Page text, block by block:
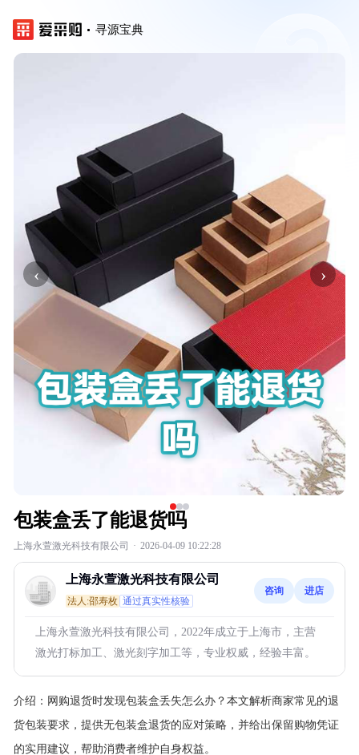
寻源宝典
‹ ›
包装盒丢了能退货吗
上海永萱激光科技有限公司 · 2026-04-09 10:22:28
上海永萱激光科技有限公司
法人:邵寿枚 通过真实性核验
咨询 进店
上海永萱激光科技有限公司，2022年成立于上海市，主营
激光打标加工、激光刻字加工等，专业权威，经验丰富。
介绍： 网购退货时发现包装盒丢失怎么办？本文解析商家常见的退
货包装要求，提供无包装盒退货的应对策略，并给出保留购物凭证
的实用建议，帮助消费者维护自身权益。